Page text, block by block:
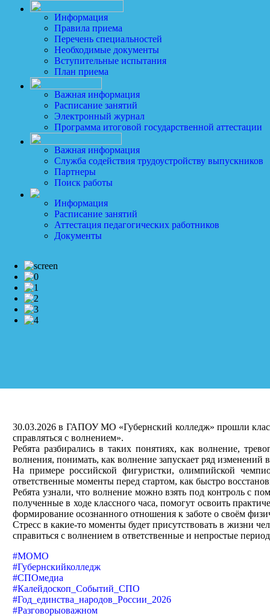
Информация
Правила приема
Перечень специальностей
Необходимые документы
Вступительные испытания
План приема
Важная информация
Расписание занятий
Электронный журнал
Программа итоговой государственной аттестации
Важная информация
Служба содействия трудоустройству выпускников
Партнеры
Поиск работы
Информация
Расписание занятий
Аттестация педагогических работников
Документы
30.03.2026 в ГАПОУ МО «Губернский колледж» прошли
справляться с волнением».
Ребята разбирались в таких понятиях, как волнение,
волнения, понимать, как волнение запускает ряд изменений
На примере российской фигуристки, олимпийской
ответственные моменты перед стартом, как быстро
Ребята узнали, что волнение можно взять под контроль с
полученные в ходе классного часа, помогут освоить
формирование осознанного отношения к заботе о своём
Стресс в какие-то моменты будет присутствовать в жизни
справиться с волнением в ответственные и непростые
#МОМО
#Губернскийколледж
#СПОмедиа
#Калейдоскоп_Событий_СПО
#Год_единства_народов_России_2026
#Разговорыоважном